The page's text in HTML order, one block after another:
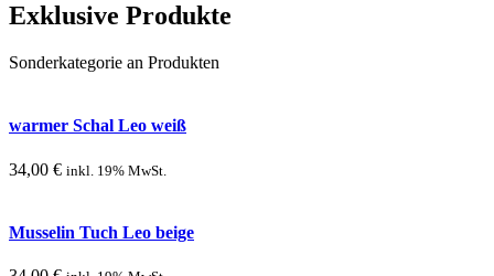
Exklusive Produkte
Sonderkategorie an Produkten
warmer Schal Leo weiß
34,00 € inkl. 19% MwSt.
Musselin Tuch Leo beige